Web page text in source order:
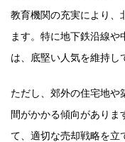
教育機関の充実により、
ます。特に地下鉄沿線
は、底堅い人気を維持し
ただし、郊外の住宅地や
間がかかる傾向がありま
て、適切な売却戦略を立